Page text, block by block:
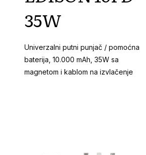
35W
Univerzalni putni punjač / pomoćna
baterija, 10.000 mAh, 35W sa
magnetom i kablom na izvlačenje